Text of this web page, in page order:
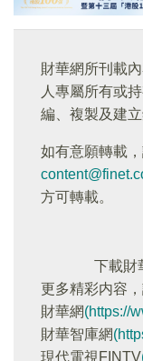
財華網所刊載
人專屬所有或
編、複製及建
如有意願轉載
方可轉載。
下載財
更多精彩内容，
財華網(https://
財華智庫網
現代電視FINTV